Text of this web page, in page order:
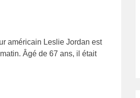
américain Leslie Jordan est
Âgé de 67 ans, il était